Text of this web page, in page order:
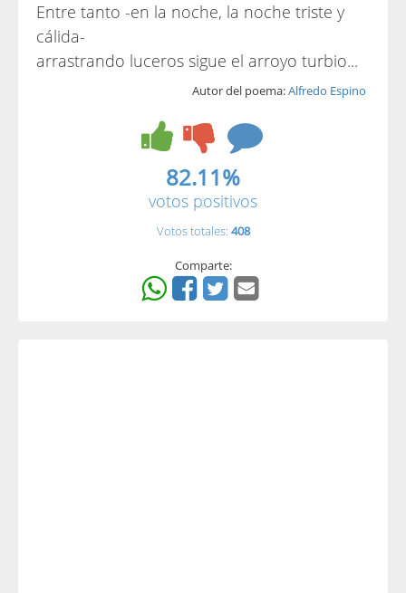
Entre tanto -en la noche, la noche triste y
cálida-
arrastrando luceros sigue el arroyo turbio...
Autor del poema:Alfredo Espino
82.11%
votos positivos
Votos totales: 408
Comparte: